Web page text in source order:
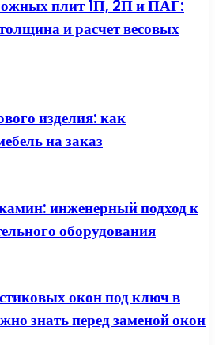
плит 1П, 2П и ПАГ:
и расчет весовых
изделия: как
на заказ
инженерный подход к
оборудования
окон под ключ в
знать перед заменой окон